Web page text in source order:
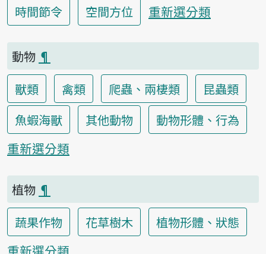
時間節令
空間方位 重新選分類
動物 ¶
獸類
禽類 爬蟲、兩棲類
昆蟲類
魚蝦海獸
其他動物
動物形體、行為
重新選分類
植物 ¶
蔬果作物
花草樹木
植物形體、狀態